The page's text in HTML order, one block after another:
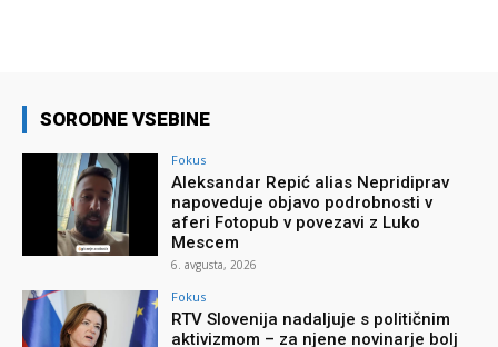
SORODNE VSEBINE
Fokus
Aleksandar Repić alias Nepridiprav
napoveduje objavo podrobnosti v
aferi Fotopub v povezavi z Luko
Mescem
6. avgusta, 2026
Fokus
RTV Slovenija nadaljuje s političnim
aktivizmom – za njene novinarje bolj